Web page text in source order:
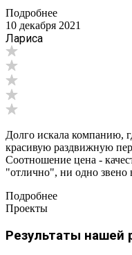
Подробнее
10 декабря 2021
Лариса
Долго искала компанию,
красивую раздвижную
Соотношение цена -
"отлично", ни одно звено
Подробнее
Проекты
Результаты нашей